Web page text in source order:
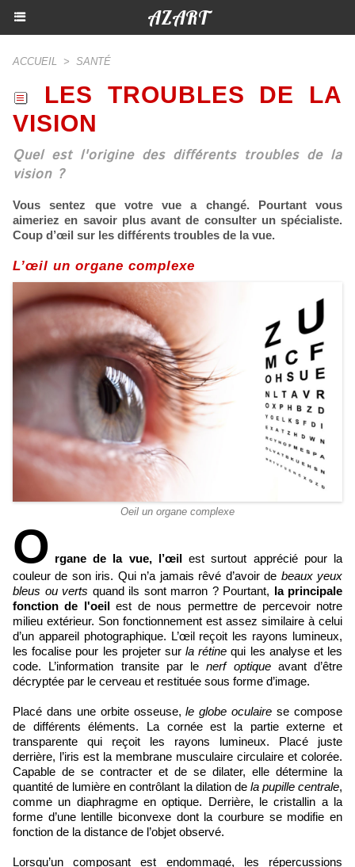
AZART
ACCUEIL > SANTÉ
LES TROUBLES DE LA
VISION
Quel est l'origine des différents troubles de la
vision ?
Vous sentez que votre vue a changé. Pourtant vous
aimeriez en savoir plus avant de consulter un spécialiste.
Coup d’œil sur les différents troubles de la vue.
L’œil un organe complexe
Oeil un organe complexe
O rgane de la vue, l’œil
est surtout apprécié pour la
couleur de son iris. Qui n’a jamais rêvé d’avoir de beaux yeux
bleus ou verts quand ils sont marron ? Pourtant,
la principale
fonction de l'oeil
est de nous permettre de percevoir notre
milieu extérieur. Son fonctionnement est assez similaire à celui
d’un appareil photographique. L’œil reçoit les rayons lumineux,
les focalise pour les projeter sur la rétine qui les analyse et les
code. L’information transite par lenerf optiqueavant d’être
décryptée par le cerveau et restituée sous forme d’image.
Placé dans une orbite osseuse,le globe oculaire se compose
de différents éléments. La cornée est la partie externe et
transparente qui reçoit les rayons lumineux. Placé juste
derrière, l’iris est la membrane musculaire circulaire et colorée.
Capable de se contracter et de se dilater, elle détermine la
quantité de lumière en contrôlant la dilation de la pupille centrale,
comme un diaphragme en optique. Derrière, le cristallin a la
forme d’une lentille biconvexe dont la courbure se modifie en
fonction de la distance de l’objet observé.
Lorsqu’un composant est endommagé, les répercussions